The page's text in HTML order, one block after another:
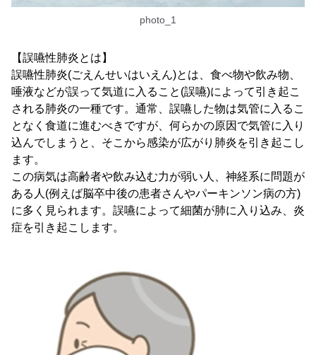
photo_1
【誤嚥性肺炎とは】
誤嚥性肺炎(ごえんせいはいえん)とは、食べ物や飲み物、
唾液などが誤って気道に入ること(誤嚥)によって引き起こ
される肺炎の一種です。通常、誤嚥した物は気管に入るこ
となく食道に進むべきですが、何らかの原因で気管に入り
込んでしまうと、そこから感染が広がり肺炎を引き起こし
ます。
この病気は高齢者や飲み込む力が弱い人、神経系に問題が
ある人(例えば脳卒中後の患者さんやパーキンソン病の方)
に多く見られます。誤嚥によって細菌が肺に入り込み、炎
症を引き起こします。